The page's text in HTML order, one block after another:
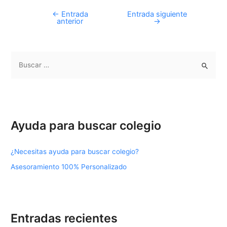
← Entrada
anterior
Entrada siguiente
→
a
p
o
Ayuda para buscar colegio
¿Necesitas ayuda para buscar colegio?
Asesoramiento 100% Personalizado
Entradas recientes